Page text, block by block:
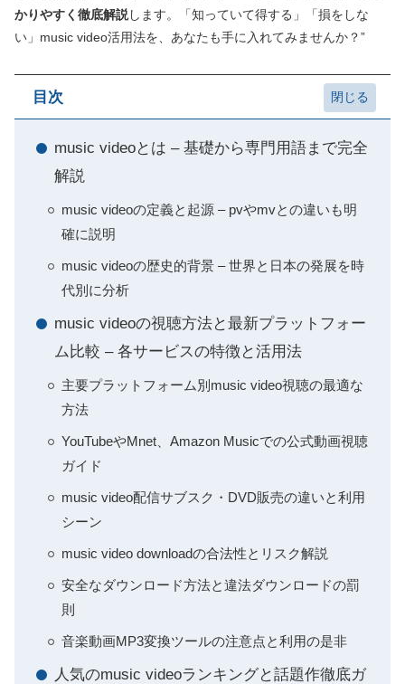
かりやすく徹底解説します。「知っていて得する」「損をしな
い」music video活用法を、あなたも手に入れてみませんか？”
目次
music videoとは – 基礎から専門用語まで完全
解説
music videoの定義と起源 – pvやmvとの違いも明
確に説明
music videoの歴史的背景 – 世界と日本の発展を時
代別に分析
music videoの視聴方法と最新プラットフォー
ム比較 – 各サービスの特徴と活用法
主要プラットフォーム別music video視聴の最適な
方法
YouTubeやMnet、Amazon Musicでの公式動画視聴
ガイド
music video配信サブスク・DVD販売の違いと利用
シーン
music video downloadの合法性とリスク解説
安全なダウンロード方法と違法ダウンロードの罰
則
音楽動画MP3変換ツールの注意点と利用の是非
人気のmusic videoランキングと話題作徹底ガ